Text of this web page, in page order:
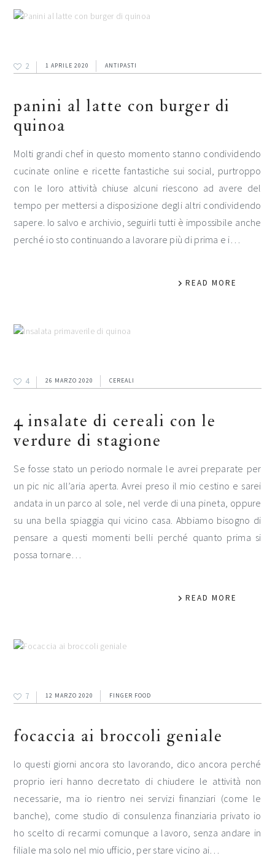
2 1 APRILE 2020 ANTIPASTI
panini al latte con burger di
quinoa
Molti grandi chef in questo momento stanno condividendo
cucinate online e ricette fantastiche sui social, purtroppo
con le loro attività chiuse alcuni riescono ad avere del
tempo per mettersi a disposizione degli altri condividendo
sapere. Io salvo e archivio, seguirli tutti è impossibile anche
perché io sto continuando a lavorare più di prima e i…
READ MORE
4 26 MARZO 2020 CEREALI
4 insalate di cereali con le
verdure di stagione
Se fosse stato un periodo normale le avrei preparate per
un pic nic all’aria aperta. Avrei preso il mio cestino e sarei
andata in un parco al sole, nel verde di una pineta, oppure
su una bella spiaggia qui vicino casa. Abbiamo bisogno di
pensare a questi momenti belli perché quanto prima si
possa tornare…
READ MORE
7 12 MARZO 2020 FINGER FOOD
focaccia ai broccoli geniale
Io questi giorni ancora sto lavorando, dico ancora perché
proprio ieri hanno decretato di chiudere le attività non
necessarie, ma io rientro nei servizi finanziari (come le
banche), come studio di consulenza finanziaria privato io
ho scelto di recarmi comunque a lavoro, senza andare in
filiale ma solo nel mio ufficio, per stare vicino ai…